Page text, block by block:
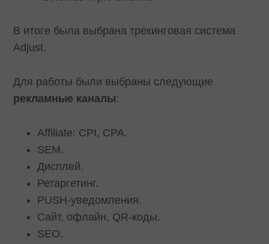
В итоге была выбрана трекинговая система
Adjust.
Для работы были выбраны следующие
рекламные каналы:
Affiliate: CPI, CPA.
SEM.
Дисплей.
Ретаргетинг.
PUSH-уведомления.
Сайт, офлайн, QR-коды.
SEO.